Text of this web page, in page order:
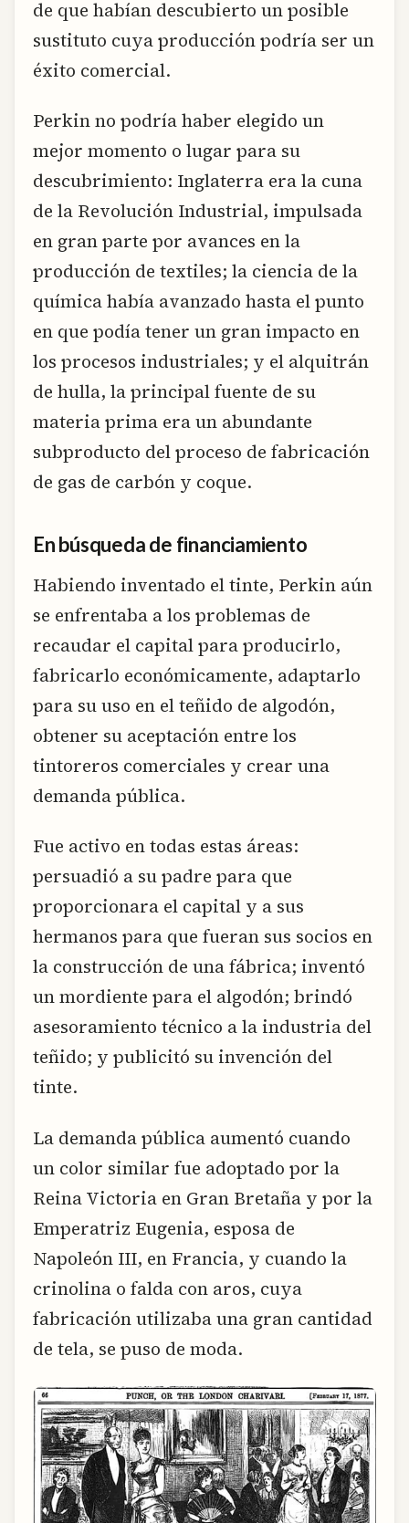
de que habían descubierto un posible
sustituto cuya producción podría ser un
éxito comercial.
Perkin no podría haber elegido un
mejor momento o lugar para su
descubrimiento: Inglaterra era la cuna
de la Revolución Industrial, impulsada
en gran parte por avances en la
producción de textiles; la ciencia de la
química había avanzado hasta el punto
en que podía tener un gran impacto en
los procesos industriales; y el alquitrán
de hulla, la principal fuente de su
materia prima era un abundante
subproducto del proceso de fabricación
de gas de carbón y coque.
En búsqueda de financiamiento
Habiendo inventado el tinte, Perkin aún
se enfrentaba a los problemas de
recaudar el capital para producirlo,
fabricarlo económicamente, adaptarlo
para su uso en el teñido de algodón,
obtener su aceptación entre los
tintoreros comerciales y crear una
demanda pública.
Fue activo en todas estas áreas:
persuadió a su padre para que
proporcionara el capital y a sus
hermanos para que fueran sus socios en
la construcción de una fábrica; inventó
un mordiente para el algodón; brindó
asesoramiento técnico a la industria del
teñido; y publicitó su invención del
tinte.
La demanda pública aumentó cuando
un color similar fue adoptado por la
Reina Victoria en Gran Bretaña y por la
Emperatriz Eugenia, esposa de
Napoleón III, en Francia, y cuando la
crinolina o falda con aros, cuya
fabricación utilizaba una gran cantidad
de tela, se puso de moda.